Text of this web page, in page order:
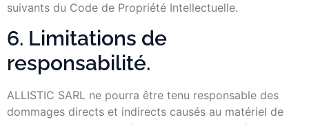
suivants du Code de Propriété Intellectuelle.
6. Limitations de
responsabilité.
ALLISTIC SARL ne pourra être tenu responsable des
dommages directs et indirects causés au matériel de